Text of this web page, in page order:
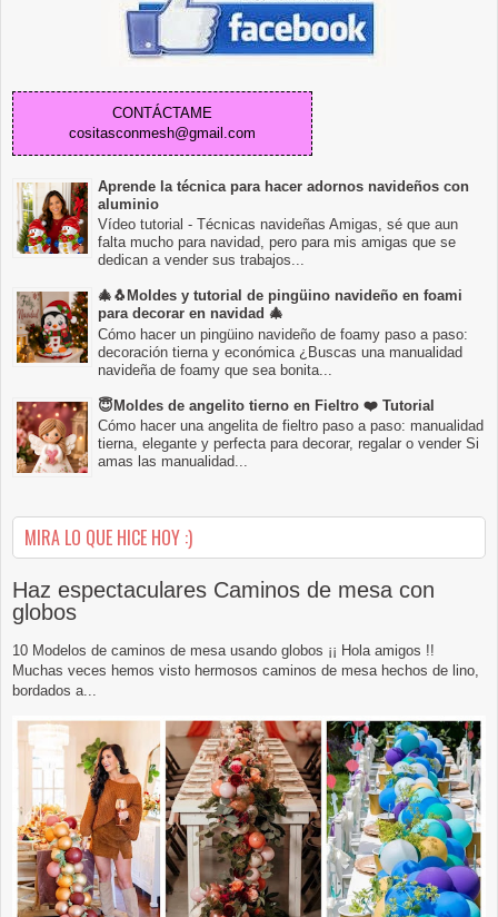
CONTÁCTAME
cositasconmesh@gmail.com
Aprende la técnica para hacer adornos navideños con
aluminio
Vídeo tutorial - Técnicas navideñas Amigas, sé que aun
falta mucho para navidad, pero para mis amigas que se
dedican a vender sus trabajos...
🎄🐧Moldes y tutorial de pingüino navideño en foami
para decorar en navidad 🎄
Cómo hacer un pingüino navideño de foamy paso a paso:
decoración tierna y económica ¿Buscas una manualidad
navideña de foamy que sea bonita...
😇Moldes de angelito tierno en Fieltro ❤️ Tutorial
Cómo hacer una angelita de fieltro paso a paso: manualidad
tierna, elegante y perfecta para decorar, regalar o vender Si
amas las manualidad...
MIRA LO QUE HICE HOY :)
Haz espectaculares Caminos de mesa con
globos
10 Modelos de caminos de mesa usando globos ¡¡ Hola amigos !!
Muchas veces hemos visto hermosos caminos de mesa hechos de lino,
bordados a...